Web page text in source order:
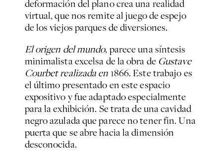
deformación del plano crea una realidad
virtual, que nos remite al juego de espejo
de los viejos parques de diversiones.
El origen del mundo, parece una síntesis
minimalista excelsa de la obra de Gustave
Courbet realizada en 1866. Este trabajo es
el último presentado en este espacio
expositivo y fue adaptado especialmente
para la exhibición. Se trata de una cavidad
negro azulada que parece no tener fin. Una
puerta que se abre hacia la dimensión
desconocida.